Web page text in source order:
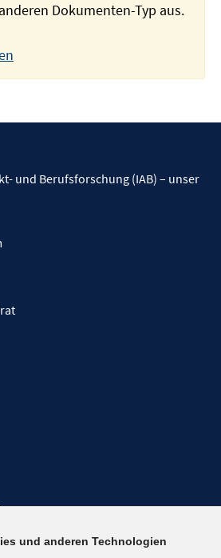
Dokumenten-Typ aus.
und Berufsforschung (IAB) – unser
und anderen Technologien